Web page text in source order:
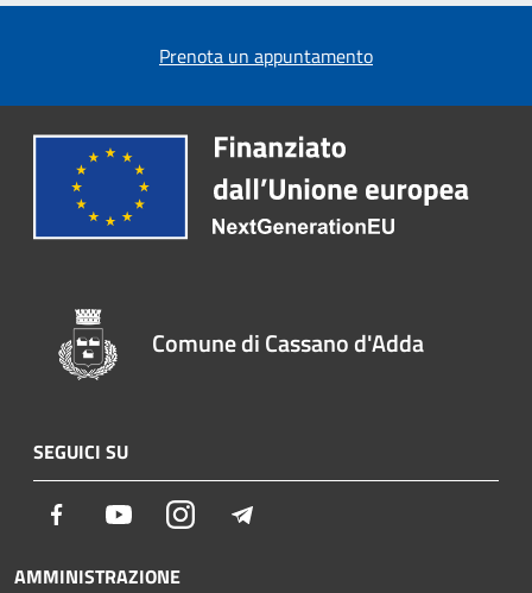
Prenota un appuntamento
Comune di Cassano d'Adda
SEGUICI SU
Facebook YoutubeInstagram
AMMINISTRAZIONE